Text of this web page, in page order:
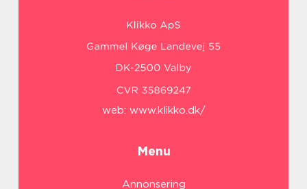
web: www.klikko.dk/
Menu
Annonsering